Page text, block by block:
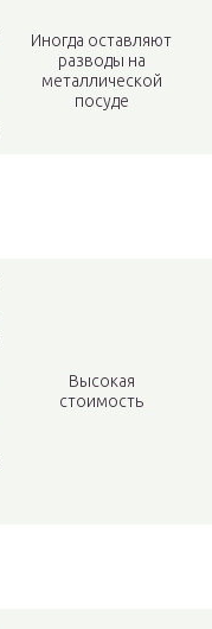
Иногда оставляют
разводы на
металлической
посуде
Высокая
стоимость